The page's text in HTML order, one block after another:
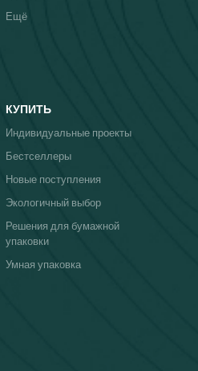
Ещё
КУПИТЬ
Индивидуальные проекты
Бестселлеры
Новые поступления
Экологичный выбор
Решения для бумажной
упаковки
Умная упаковка